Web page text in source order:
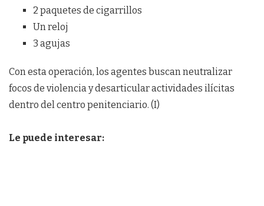
2 paquetes de cigarrillos
Un reloj
3 agujas
Con esta operación, los agentes buscan neutralizar
focos de violencia y desarticular actividades ilícitas
dentro del centro penitenciario. (I)
Le puede interesar: